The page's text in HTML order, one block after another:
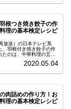
根つき焼き餃子の作
理の基本検定レシピ
放送）の日本テレビ系
、羽根付き焼き餃子の作
のは、中華料理の五十
2020.05.04
肉詰めの作り方！お
理の基本検定レシピ